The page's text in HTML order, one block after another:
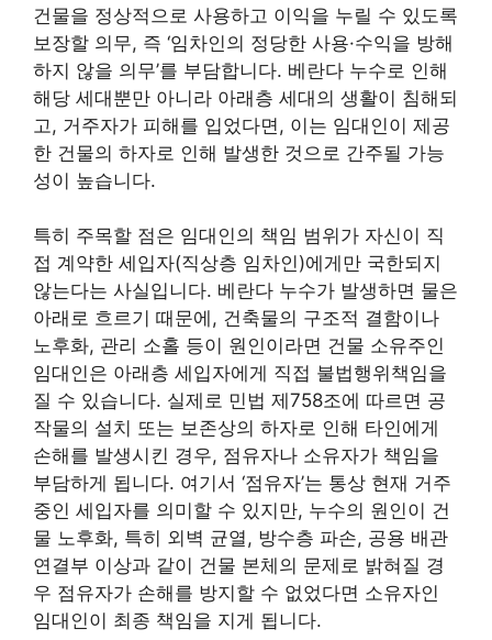
건물을 정상적으로 사용하고 이익을 누릴 수 있도록
보장할 의무, 즉 ‘임차인의 정당한 사용·수익을 방해
하지 않을 의무’를 부담합니다. 베란다 누수로 인해
해당 세대뿐만 아니라 아래층 세대의 생활이 침해되
고, 거주자가 피해를 입었다면, 이는 임대인이 제공
한 건물의 하자로 인해 발생한 것으로 간주될 가능
성이 높습니다.
특히 주목할 점은 임대인의 책임 범위가 자신이 직
접 계약한 세입자(직상층 임차인)에게만 국한되지
않는다는 사실입니다. 베란다 누수가 발생하면 물은
아래로 흐르기 때문에, 건축물의 구조적 결함이나
노후화, 관리 소홀 등이 원인이라면 건물 소유주인
임대인은 아래층 세입자에게 직접 불법행위책임을
질 수 있습니다. 실제로 민법 제758조에 따르면 공
작물의 설치 또는 보존상의 하자로 인해 타인에게
손해를 발생시킨 경우, 점유자나 소유자가 책임을
부담하게 됩니다. 여기서 ‘점유자’는 통상 현재 거주
중인 세입자를 의미할 수 있지만, 누수의 원인이 건
물 노후화, 특히 외벽 균열, 방수층 파손, 공용 배관
연결부 이상과 같이 건물 본체의 문제로 밝혀질 경
우 점유자가 손해를 방지할 수 없었다면 소유자인
임대인이 최종 책임을 지게 됩니다.